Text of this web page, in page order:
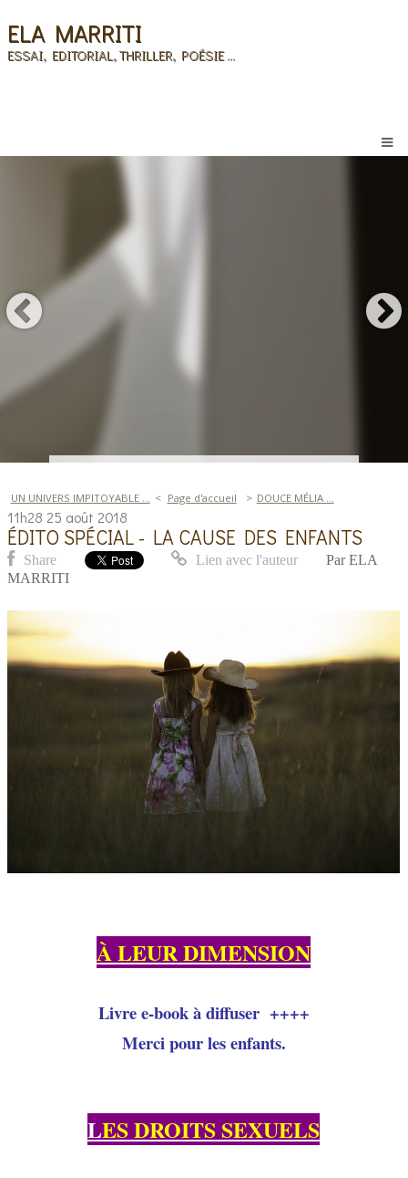
ELA MARRITI
ESSAI, EDITORIAL, THRILLER, POÉSIE ...
UN UNIVERS IMPITOYABLE ... Page d'accueil DOUCE MÉLIA ...
11h28 25 août 2018
ÉDITO SPÉCIAL - LA CAUSE DES ENFANTS
Share Lien avec l'auteur Par ELA
MARRITI
À LEUR DIMENSION
Livre e-book à diffuser ++++
Merci pour les enfants.
LES DROITS SEXUELS